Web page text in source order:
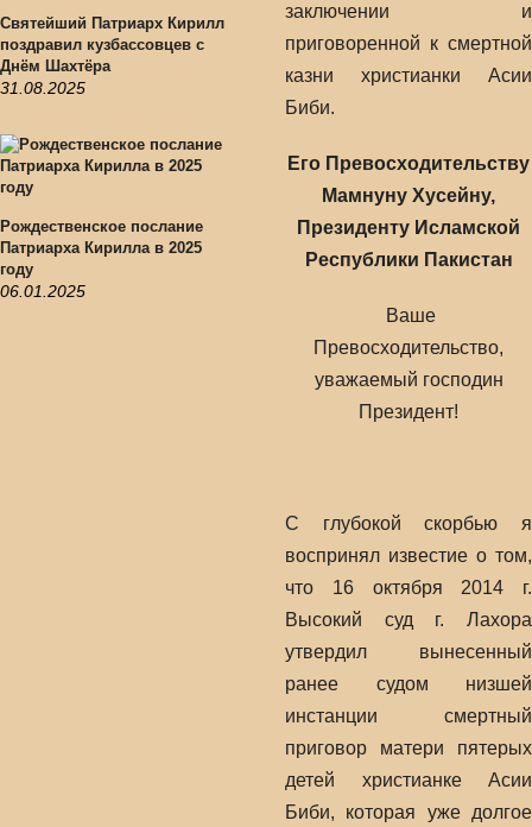
Святейший Патриарх Кирилл
поздравил кузбассовцев с
Днём Шахтёра
31.08.2025
Рождественское послание
Патриарха Кирилла в 2025
году
06.01.2025
заключении и
приговоренной к смертной
казни христианки Асии
Биби.
Его Превосходительству
Мамнуну Хусейну,
Президенту Исламской
Республики Пакистан
Ваше
Превосходительство,
уважаемый господин
Президент!
С глубокой скорбью я
воспринял известие о том,
что 16 октября 2014 г.
Высокий суд г. Лахора
утвердил вынесенный
ранее судом низшей
инстанции смертный
приговор матери пятерых
детей христианке Асии
Биби, которая уже долгое